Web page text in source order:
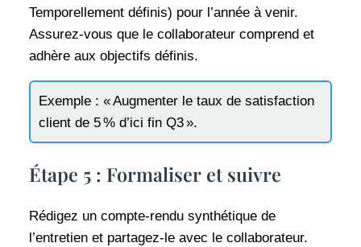
Temporellement définis) pour l’année à venir.
Assurez-vous que le collaborateur comprend et
adhère aux objectifs définis.
Exemple : « Augmenter le taux de satisfaction
client de 5 % d’ici fin Q3 ».
Étape 5 : Formaliser et suivre
Rédigez un compte-rendu synthétique de
l’entretien et partagez-le avec le collaborateur.